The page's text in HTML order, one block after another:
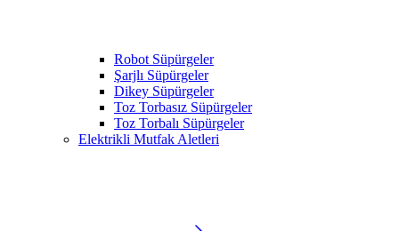
Robot Süpürgeler
Şarjlı Süpürgeler
Dikey Süpürgeler
Toz Torbasız Süpürgeler
Toz Torbalı Süpürgeler
Elektrikli Mutfak Aletleri